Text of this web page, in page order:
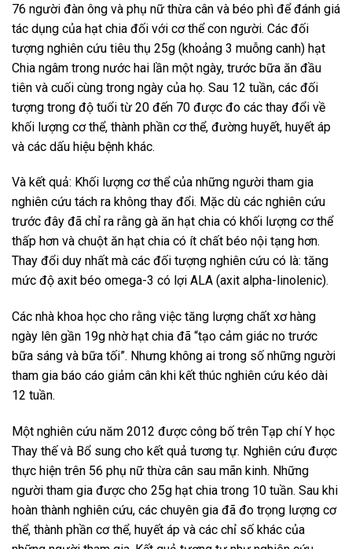
76 người đàn ông và phụ nữ thừa cân và béo phì để đánh giá
tác dụng của hạt chia đối với cơ thể con người. Các đối
tượng nghiên cứu tiêu thụ 25g (khoảng 3 muỗng canh) hạt
Chia ngâm trong nước hai lần một ngày, trước bữa ăn đầu
tiên và cuối cùng trong ngày của họ. Sau 12 tuần, các đối
tượng trong độ tuổi từ 20 đến 70 được đo các thay đổi về
khối lượng cơ thể, thành phần cơ thể, đường huyết, huyết áp
và các dấu hiệu bệnh khác.
Và kết quả: Khối lượng cơ thể của những người tham gia
nghiên cứu tách ra không thay đổi. Mặc dù các nghiên cứu
trước đây đã chỉ ra rằng gà ăn hạt chia có khối lượng cơ thể
thấp hơn và chuột ăn hạt chia có ít chất béo nội tạng hơn.
Thay đổi duy nhất mà các đối tượng nghiên cứu có là: tăng
mức độ axit béo omega-3 có lợi ALA (axit alpha-linolenic).
Các nhà khoa học cho rằng việc tăng lượng chất xơ hàng
ngày lên gần 19g nhờ hạt chia đã “tạo cảm giác no trước
bữa sáng và bữa tối”. Nhưng không ai trong số những người
tham gia báo cáo giảm cân khi kết thúc nghiên cứu kéo dài
12 tuần.
Một nghiên cứu năm 2012 được công bố trên Tạp chí Y học
Thay thế và Bổ sung cho kết quả tương tự. Nghiên cứu được
thực hiện trên 56 phụ nữ thừa cân sau mãn kinh. Những
người tham gia được cho 25g hạt chia trong 10 tuần. Sau khi
hoàn thành nghiên cứu, các chuyên gia đã đo trọng lượng cơ
thể, thành phần cơ thể, huyết áp và các chỉ số khác của